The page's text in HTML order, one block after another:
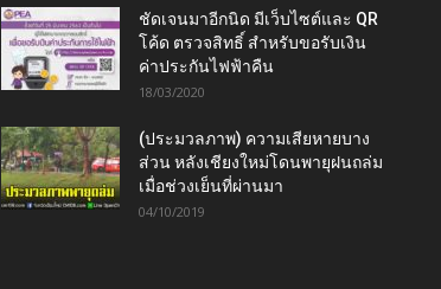
ชัดเจนมาอีกนิด มีเว็บไซต์และ QR
โค้ด ตรวจสิทธิ์ สำหรับขอรับเงิน
ค่าประกันไฟฟ้าคืน
18/03/2020
(ประมวลภาพ) ความเสียหายบาง
ส่วน หลังเชียงใหม่โดนพายุฝนถล่ม
เมื่อช่วงเย็นที่ผ่านมา
04/10/2019